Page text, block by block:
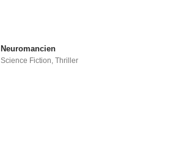
Neuromancien
Science Fiction ,Thriller